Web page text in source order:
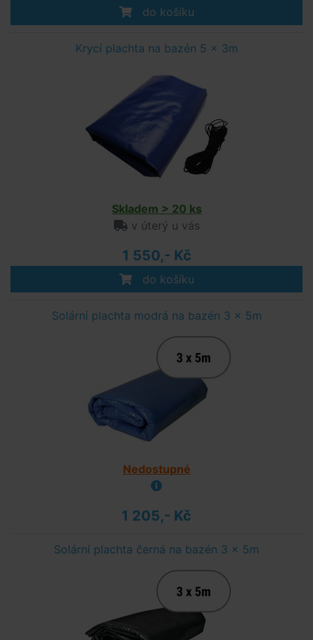
do košíku
Krycí plachta na bazén 5 x 3m
Skladem > 20 ks
v úterý u vás
1 550,- Kč
do košíku
Solární plachta modrá na bazén 3 x 5m
Nedostupné
1 205,- Kč
Solární plachta černá na bazén 3 x 5m